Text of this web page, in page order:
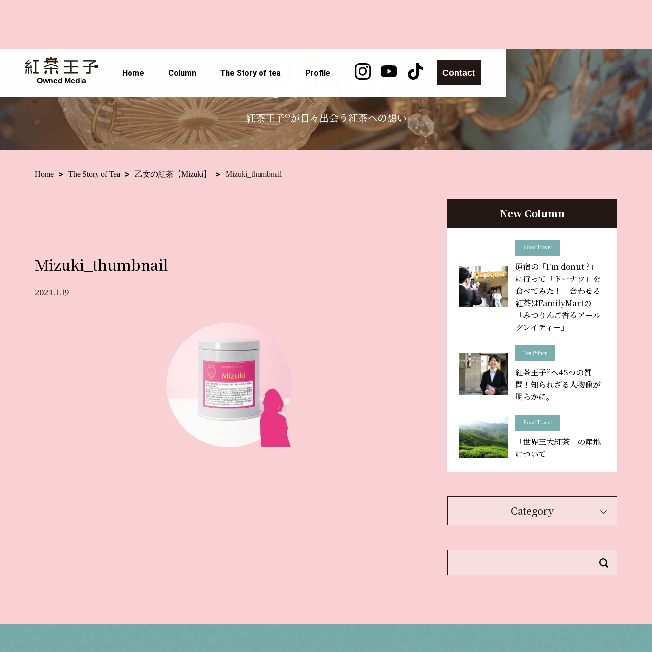
Owned Media
Home Column The Story of tea Profile Contact
Column
紅茶王子®が日々出会う紅茶への想い
Home The Story of Tea 乙女の紅茶【Mizuki】 Mizuki_thumbnail
Mizuki_thumbnail
2024.1.19
New Column
Food Travel
原宿の「Iʼm donut ?」
に行って「ドーナツ」を
食べてみた！ 合わせる
紅茶はFamilyMartの
「みつりんご香るアール
グレイティー」
Tea Prince
紅茶王子®へ45つの質
問！知られざる人物像が
明らかに。
Food Travel
「世界三大紅茶」の産地
について
Category